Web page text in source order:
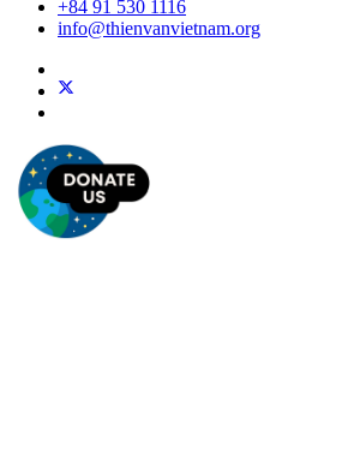
+84 91 530 1116
info@thienvanvietnam.org